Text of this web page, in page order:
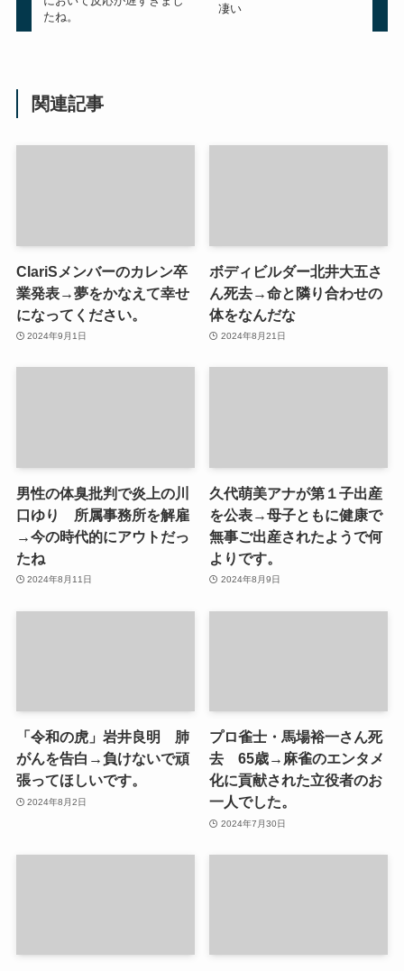
たね。
凄い
関連記事
ClariSメンバーのカレン卒
業発表→夢をかなえて幸せ
になってください。
2024年9月1日
ボディビルダー北井大五さ
ん死去→命と隣り合わせの
体をなんだな
2024年8月21日
男性の体臭批判で炎上の川
口ゆり 所属事務所を解雇
→今の時代的にアウトだっ
たね
2024年8月11日
久代萌美アナが第１子出産
を公表→母子ともに健康で
無事ご出産されたようで何
よりです。
2024年8月9日
「令和の虎」岩井良明 肺
がんを告白→負けないで頑
張ってほしいです。
2024年8月2日
プロ雀士・馬場裕一さん死
去 65歳→麻雀のエンタメ
化に貢献された立役者のお
一人でした。
2024年7月30日